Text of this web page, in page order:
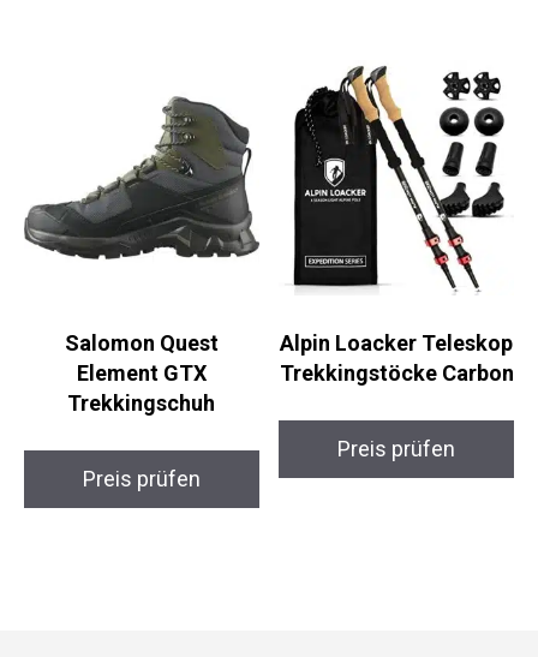
Salomon Quest
Element GTX
Trekkingschuh
Preis prüfen
Alpin Loacker Teleskop
Trekkingstöcke Carbon
Preis prüfen